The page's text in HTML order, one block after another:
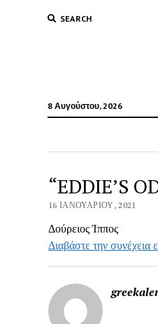
SEARCH
8 Αυγούστου, 2026
“EDDIE’S
16 ΙΑΝΟΥΑΡΊΟΥ, 2021
Δούρειος Ίππος
Διαβάστε την